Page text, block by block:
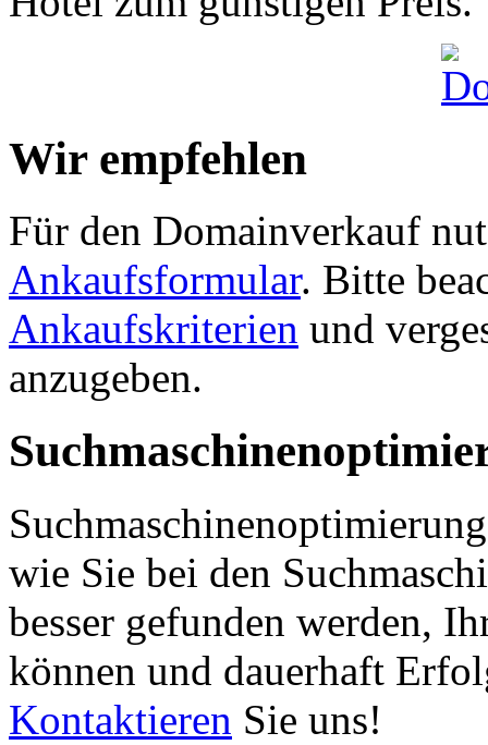
Wir empfehlen
Für den Domainverkauf
Ankaufsformular. Bitte
Ankaufskriterien und
anzugeben.
wie Sie bei den
besser gefunden werden,
können und dauerhaft
Kontaktieren Sie uns!